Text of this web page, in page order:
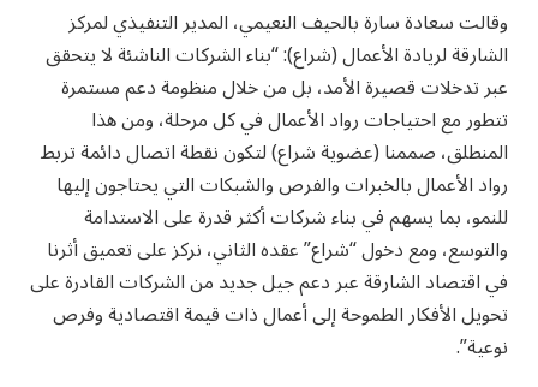
وقالت سعادة سارة بالحيف النعيمي، المدير التنفيذي لمركز
الشارقة لريادة الأعمال (شراع): “بناء الشركات الناشئة لا يتحقق
عبر تدخلات قصيرة الأمد، بل من خلال منظومة دعم مستمرة
تتطور مع احتياجات رواد الأعمال في كل مرحلة، ومن هذا
المنطلق، صممنا (عضوية شراع) لتكون نقطة اتصال دائمة تربط
رواد الأعمال بالخبرات والفرص والشبكات التي يحتاجون إليها
للنمو، بما يسهم في بناء شركات أكثر قدرة على الاستدامة
والتوسع، ومع دخول “شراع” عقده الثاني، نركز على تعميق أثرنا
في اقتصاد الشارقة عبر دعم جيل جديد من الشركات القادرة على
تحويل الأفكار الطموحة إلى أعمال ذات قيمة اقتصادية وفرص
نوعية”.